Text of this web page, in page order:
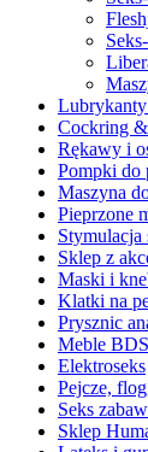
Cockring
Rękawy i
Pompki do
Maszyna
Pieprzone
Stymulacja
Sklep z
Maski i
Klatki na
Prysznic
Meble
Elektroseks
Pejcze,
Seks
Sklep